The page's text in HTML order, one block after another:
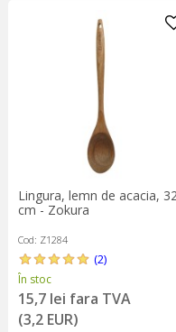
Lingura, lemn de acacia,
cm - Zokura
Cod: Z1284
(2)
În stoc
15,7 lei fara TVA
(3,2 EUR)